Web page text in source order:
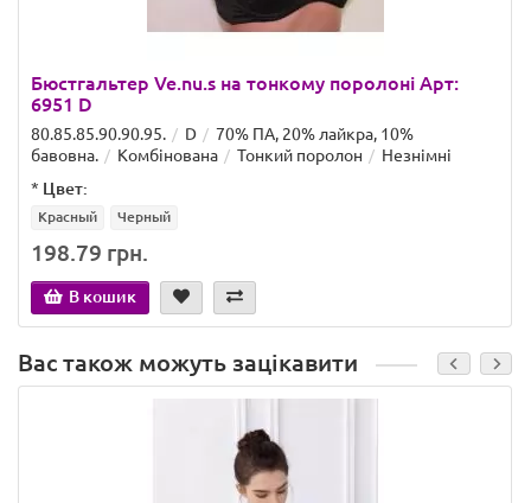
Бюстгальтер Ve.nu.s на тонкому поролоні Арт:
6951 D
80.85.85.90.90.95. D
70% ПА, 20% лайкра, 10%
бавовна.
Комбінована Тонкий поролон
Незнімні
* Цвет:
Красный Черный
198.79 грн.
В кошик
Вас також можуть зацікавити